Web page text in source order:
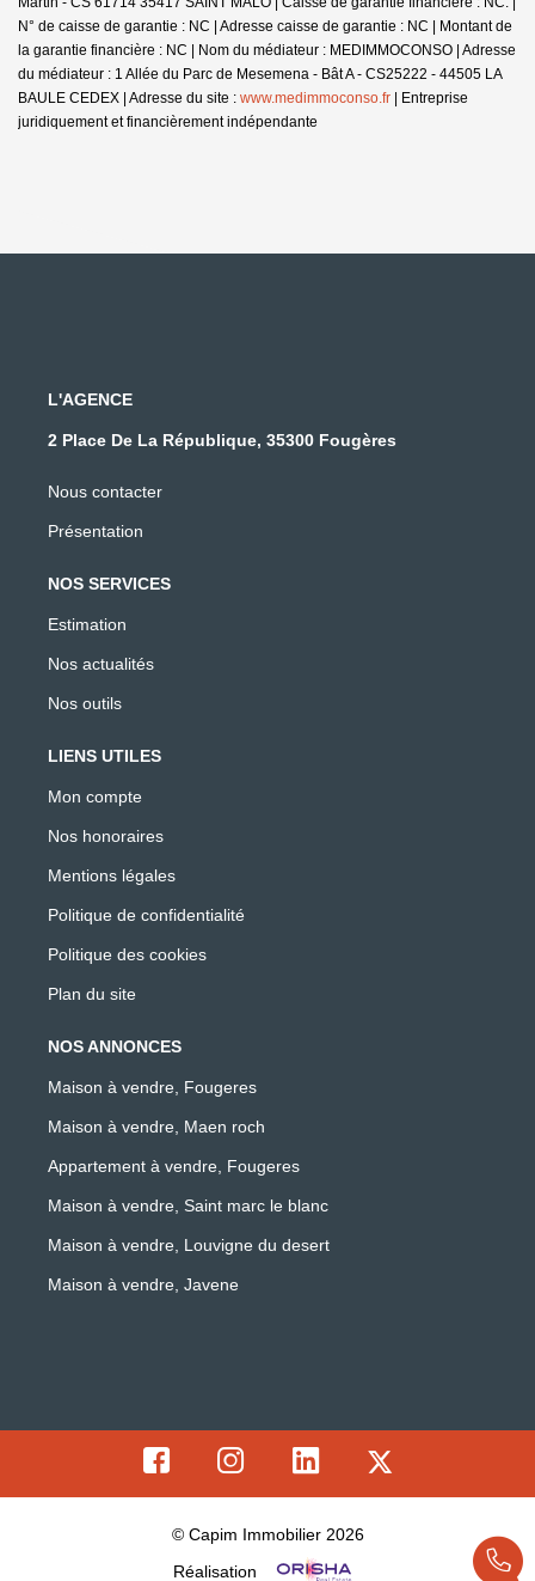
N° de caisse de garantie : NC | Adresse caisse de garantie : NC | Montant de
la garantie financière : NC | Nom du médiateur : MEDIMMOCONSO | Adresse
du médiateur : 1 Allée du Parc de Mesemena - Bât A - CS25222 - 44505 LA
BAULE CEDEX | Adresse du site : www.medimmoconso.fr | Entreprise
juridiquement et financièrement indépendante
L'AGENCE
2 Place De La République, 35300 Fougères
Nous contacter
Présentation
NOS SERVICES
Estimation
Nos actualités
Nos outils
LIENS UTILES
Mon compte
Nos honoraires
Mentions légales
Politique de confidentialité
Politique des cookies
Plan du site
NOS ANNONCES
Maison à vendre, Fougeres
Maison à vendre, Maen roch
Appartement à vendre, Fougeres
Maison à vendre, Saint marc le blanc
Maison à vendre, Louvigne du desert
Maison à vendre, Javene
© Capim Immobilier 2026
Réalisation